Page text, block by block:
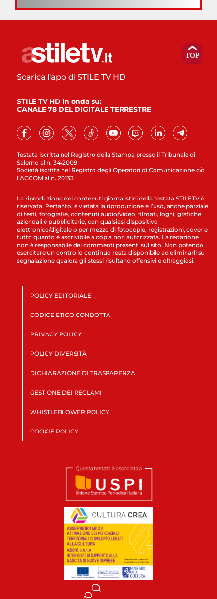
Testata iscritta nel Registro della Stampa presso il Tribunale di
Salerno al n. 34/2009
Società iscritta nel Registro degli Operatori di Comunicazione c/o
l’AGCOM al n. 20133
Scarica l'app di STILE TV HD
STILE TV HD in onda su:
CANALE 78 DEL DIGITALE TERRESTRE
La riproduzione dei contenuti giornalistici della testata STILETV è
riservata. Pertanto, è vietata la riproduzione e l’uso, anche parziale,
di testi, fotografie, contenuti audio/video, filmati, loghi, grafiche
aziendali e pubblicitarie, con qualsiasi dispositivo
elettronico/digitale o per mezzo di fotocopie, registrazioni, cover e
tutto quanto è ascrivibile a copia non autorizzata. La redazione
non è responsabile dei commenti presenti sul sito. Non potendo
esercitare un controllo continuo resta disponibile ad eliminarli su
segnalazione qualora gli stessi risultano offensivi e oltraggiosi.
POLICY EDITORIALE
CODICE ETICO CONDOTTA
PRIVACY POLICY
POLICY DIVERSITÀ
DICHIARAZIONE DI TRASPARENZA
GESTIONE DEI RECLAMI
WHISTLEBLOWER POLICY
COOKIE POLICY